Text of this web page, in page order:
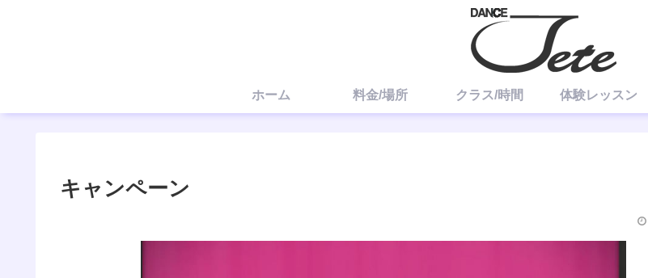
ホーム 料金/場所 クラス/時間 体験レッスン
キャンペーン